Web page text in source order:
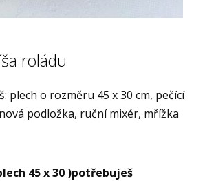
roládu
plech o rozměru 45 x 30 cm, pečící
podložka, ruční mixér, mřížka
45 x 30 )potřebuješ